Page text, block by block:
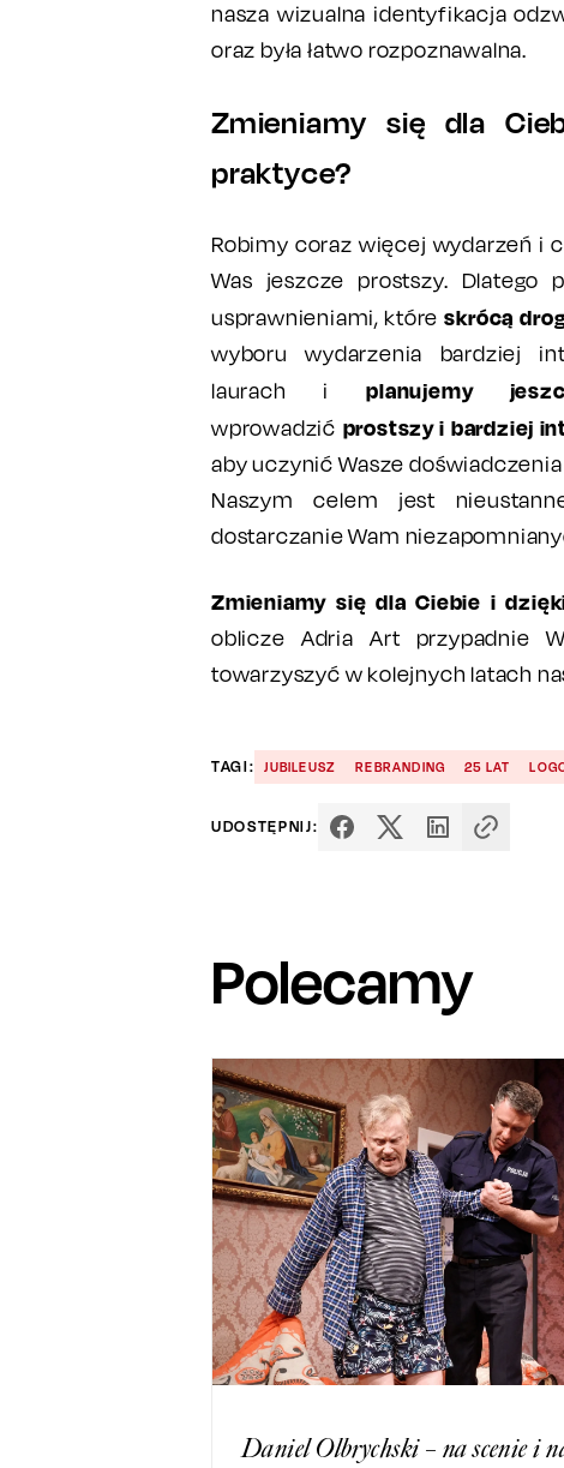
nasza wizualna identyfikacja
oraz była łatwo rozpoznawalna.
Zmieniamy się dla
praktyce?
Robimy coraz więcej wydarzeń i
Was jeszcze prostszy. Dlatego
usprawnieniami, któreskrócą
wyboru wydarzenia bardziej
laurach iplanujemy
wprowadzić prostszy i bardziej
aby uczynić Wasze
Naszym celem jest
dostarczanie Wam
Zmieniamy się dla Ciebie i
oblicze Adria Art przypadnie
towarzyszyć w kolejnych latach
TAGI: JUBILEUSZ REBRANDING 25 LAT
UDOSTĘPNIJ:
Polecamy
Daniel Olbrychski – na scenie i